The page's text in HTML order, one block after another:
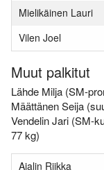
Mielikäinen Lauri
Vilen Joel
Muut palkitut
Lähde Milja (SM-
Määttänen Seija
Vendelin Jari (SM-
77 kg)
Ajalin Riikka